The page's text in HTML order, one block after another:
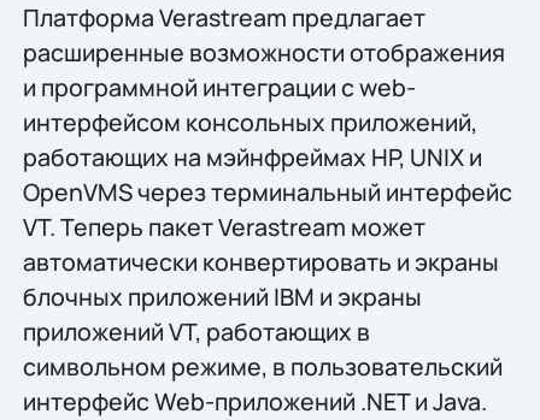
Платформа Verastream предлагает
расширенные возможности отображения
и программной интеграции с web-
интерфейсом консольных приложений,
работающих на мэйнфреймах HP, UNIX и
OpenVMS через терминальный интерфейс
VT. Теперь пакет Verastream может
автоматически конвертировать и экраны
блочных приложений IBM и экраны
приложений VT, работающих в
символьном режиме, в пользовательский
интерфейс Web-приложений .NET и Java.